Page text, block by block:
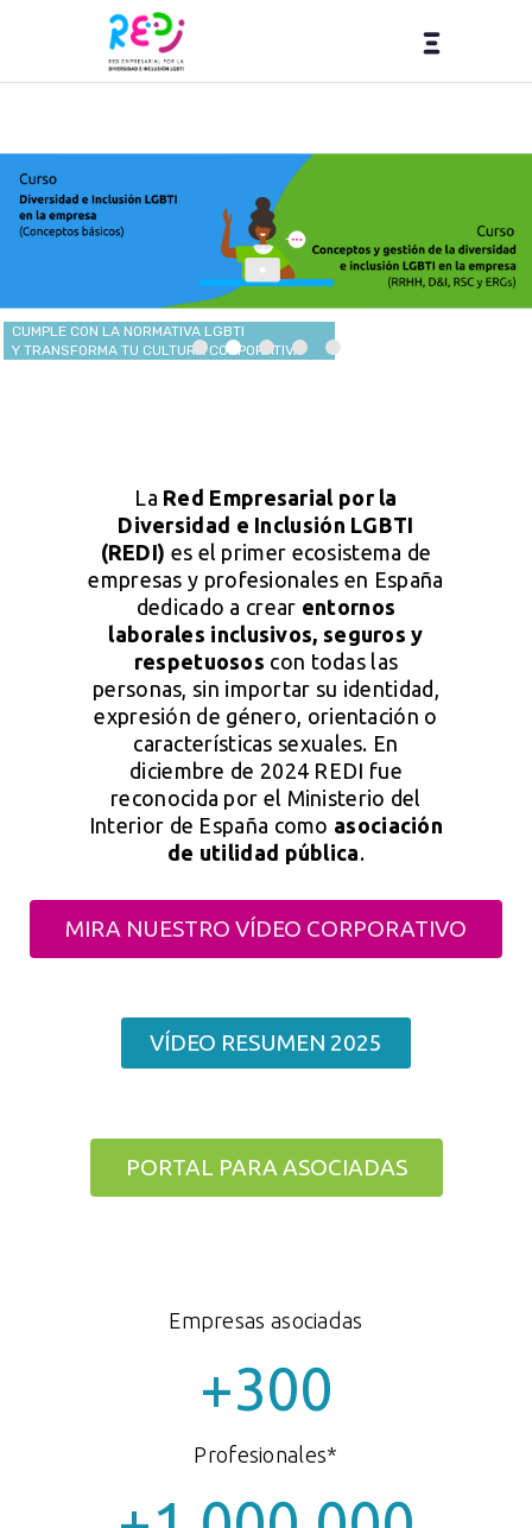
CUMPLE CON LA NORMATIVA LGBTI
Y TRANSFORMA TU CULTURA CORPORATIVA
La Red Empresarial por la
Diversidad e Inclusión LGBTI
(REDI) es el primer ecosistema de
empresas y profesionales en España
dedicado a crear entornos
laborales inclusivos, seguros y
respetuosos con todas las
personas, sin importar su identidad,
expresión de género, orientación o
características sexuales. En
diciembre de 2024 REDI fue
reconocida por el Ministerio del
Interior de España como asociación
de utilidad pública.
MIRA NUESTRO VÍDEO CORPORATIVO
VÍDEO RESUMEN 2025
PORTAL PARA ASOCIADAS
Empresas asociadas
+300
Profesionales*